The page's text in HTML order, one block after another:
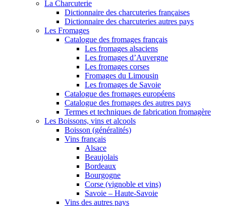
La Charcuterie
Dictionnaire des charcuteries françaises
Dictionnaire des charcuteries autres pays
Les Fromages
Catalogue des fromages français
Les fromages alsaciens
Les fromages d’Auvergne
Les fromages corses
Fromages du Limousin
Les fromages de Savoie
Catalogue des fromages européens
Catalogue des fromages des autres pays
Termes et techniques de fabrication fromagère
Les Boissons, vins et alcools
Boisson (généralités)
Vins français
Alsace
Beaujolais
Bordeaux
Bourgogne
Corse (vignoble et vins)
Savoie – Haute-Savoie
Vins des autres pays